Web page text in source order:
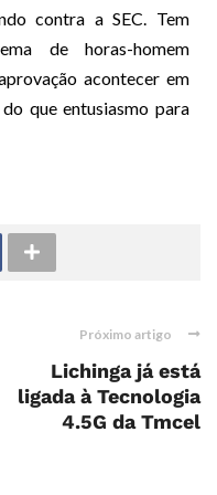
contra a SEC. Tem
de horas-homem
acontecer em
que entusiasmo para
Próximo artigo
Lichinga já está
ligada à Tecnologia
4.5G da Tmcel